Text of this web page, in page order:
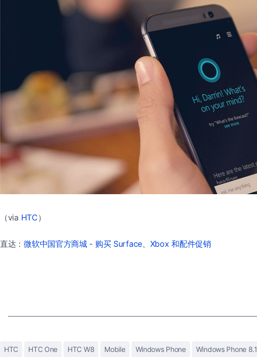
（via HTC）
直达：微软中国官方商城 - 购买 Surface、Xbox 和配件促销
HTC HTC One HTC W8 Mobile Windows Phone Windows Phone 8.1